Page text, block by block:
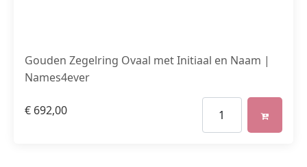
Gouden Zegelring Ovaal met Initiaal en Naam |
Names4ever
€ 692,00